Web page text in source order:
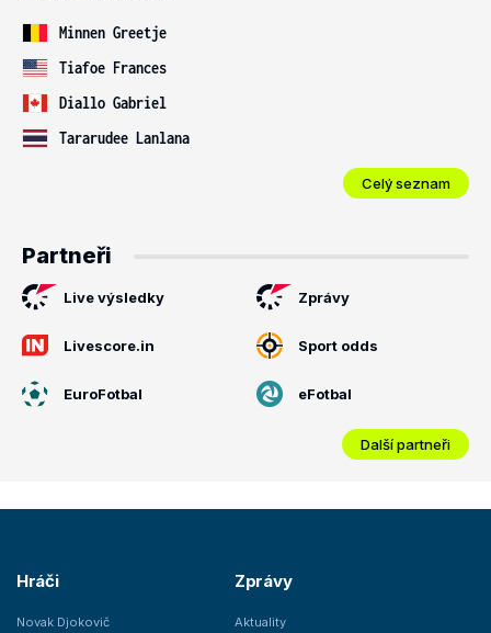
Minnen Greetje
Tiafoe Frances
Diallo Gabriel
Tararudee Lanlana
Celý seznam
Partneři
Live výsledky Zprávy
Livescore.in Sport odds
EuroFotbal eFotbal
Další partneři
Hráči
Novak Djokovič
Zprávy
Aktuality